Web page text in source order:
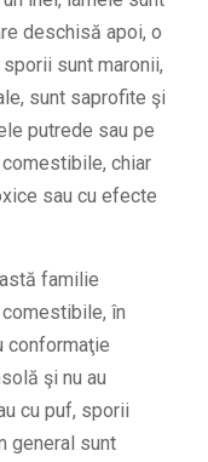
deschisă apoi, o
sunt maronii,
sunt saprofite şi
putrede sau pe
chiar
sau cu efecte
familie
în
conformaţie
şi nu au
cu puf, sporii
general sunt